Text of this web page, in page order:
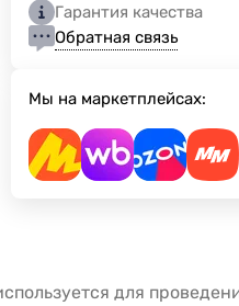
Гарантия качества
Обратная связь
Мы на маркетплейсах:
для